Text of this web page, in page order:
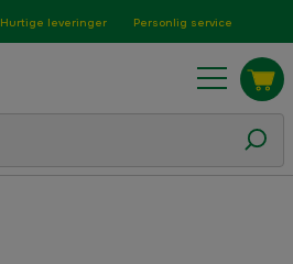
Hurtige leveringer Personlig service